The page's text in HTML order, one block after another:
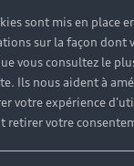
sont mis en place
sur la façon dont
vous consultez le
Ils nous aident à
votre expérience
retirer votre